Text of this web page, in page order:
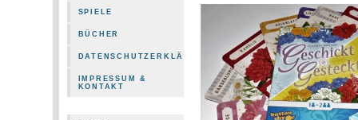
SPIELE
BÜCHER
DATENSCHUTZERKLÄRUNG
IMPRESSUM &
KONTAKT